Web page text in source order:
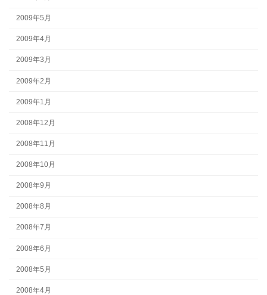
2009年5月
2009年4月
2009年3月
2009年2月
2009年1月
2008年12月
2008年11月
2008年10月
2008年9月
2008年8月
2008年7月
2008年6月
2008年5月
2008年4月